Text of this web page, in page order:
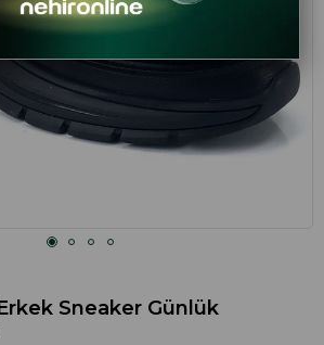
Sneaker Günlük